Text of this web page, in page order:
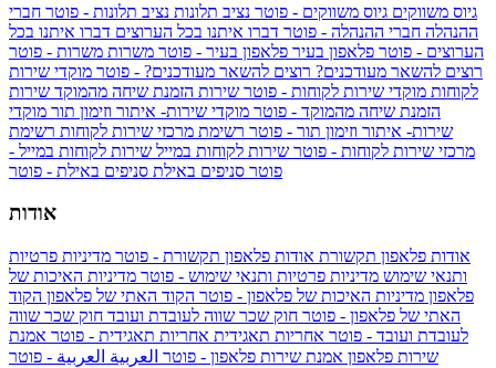
גיוס משווקים גיוס משווקים - פוטר נציב תלונות נציב תלונות - פוטר חברי
ההנהלה חברי ההנהלה - פוטר דברו איתנו בכל הערוצים דברו איתנו בכל
הערוצים - פוטר פלאפון בעיר פלאפון בעיר - פוטר משרות משרות - פוטר
רוצים להשאר מעודכנים? רוצים להשאר מעודכנים? - פוטר מוקדי שירות
לקוחות מוקדי שירות לקוחות - פוטר שירות הזמנת שיחה מהמוקד שירות
הזמנת שיחה מהמוקד - פוטר מוקדי שירות- איתור וזימון תור מוקדי
שירות- איתור וזימון תור - פוטר רשימת מרכזי שירות לקוחות רשימת
מרכזי שירות לקוחות - פוטר שירות לקוחות במייל שירות לקוחות במייל -
פוטר סניפים באילת סניפים באילת - פוטר
אודות
אודות פלאפון תקשורת אודות פלאפון תקשורת - פוטר מדיניות פרטיות
ותנאי שימוש מדיניות פרטיות ותנאי שימוש - פוטר מדיניות האיכות של
פלאפון מדיניות האיכות של פלאפון - פוטר הקוד האתי של פלאפון הקוד
האתי של פלאפון - פוטר חוק שכר שווה לעובדת ועובד חוק שכר שווה
לעובדת ועובד - פוטר אחריות תאגידית אחריות תאגידית - פוטר אמנת
שירות פלאפון אמנת שירות פלאפון - פוטר العربية العربية - פוטר